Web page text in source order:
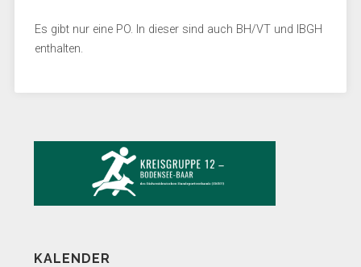
Es gibt nur eine PO. In dieser sind auch BH/VT und IBGH
enthalten.
KALENDER